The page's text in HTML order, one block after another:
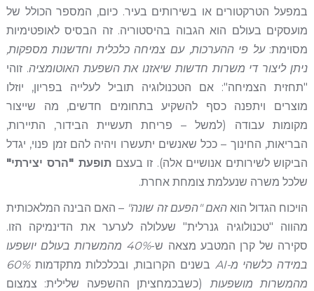
במפעל הטרקטורים או בשירותים בעיר. כיום, המספר הכולל של
מועסקים בעולם הוא הגבוה בהיסטוריה. זה הבסיס לאופטימיות
מסוימת:על פי ההערכות, עם צמיחה כלכלית וחדשנות מספקות,
ניתן ליצור די משרות חדשות שיאזנו את השפעת האוטומציה. זוהי
"תחזית הצמיחה": אם הטכנולוגיה תוביל לעלייה בפריון, יוזלו
מוצרים ויתפנה כסף להשקיע בתחומים חדשים, מה שייצור
מקומות עבודה (למשל – פריחת תעשיית הבידור, התיירות,
הבריאות, החינוך – ככל שאנשים יתעשרו ויהיה להם זמן פנוי, יגדל
הביקוש לשירותים אנושיים אלה). זו בעצם תופעת "הרס יצירתי"
שלכל משרה שנעלמת צומחת אחרת.
הויכוח הגדול הואהאם "הפעם זה שונה" – האם הבינה המלאכותית
מהווה "טכנולוגיה גנרלית" שעלולה לערער את הדינמיקה הזו.
סקירה של קרן המטבע מצאה ש-
40% מהמשרות בעולם יושפעו
במידה כלשהי מ-AI
בשנים הקרובות, ובכלכלות מתקדמות60%
מהמשרות מושפעות(כשבכמחציתן ההשפעה שלילית: צמצום